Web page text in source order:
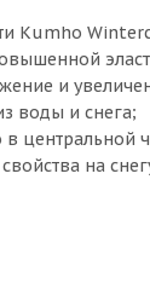
Kumho
и
воды и снега;
центральной
на